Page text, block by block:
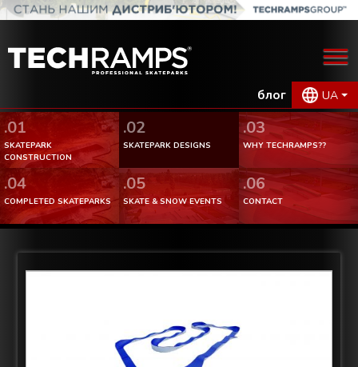
блог UA
.01
SKATEPARK
CONSTRUCTION
.02
SKATEPARK DESIGNS
.03
WHY TECHRAMPS??
.04
COMPLETED SKATEPARKS
.05
SKATE & SNOW EVENTS
.06
CONTACT